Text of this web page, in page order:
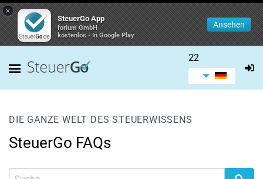
×
SteuerGo App
forium GmbH
kostenlos - In Google Play
Ansehen
22
DIE GANZE WELT DES STEUERWISSENS
SteuerGo FAQs